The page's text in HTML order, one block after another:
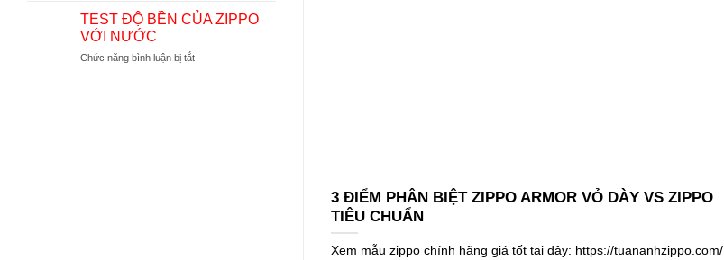
VỎ
ZIPPO
BIỆT
THẬT
TEST ĐỘ BỀN CỦA ZIPPO
VỚI NƯỚC
Chức năng bình luận bị tắtở
3 ĐIỂM PHÂN BIỆT ZIPPO ARMOR VỎ DÀY VS ZIPPO
TIÊU CHUẨN
Xem mẫu zippo chính hãng giá tốt tại đây: https://tuananhzippo.com/